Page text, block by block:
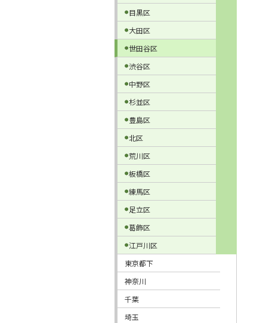
目黒区
大田区
世田谷区
渋谷区
中野区
杉並区
豊島区
北区
荒川区
板橋区
練馬区
足立区
葛飾区
江戸川区
東京都下
神奈川
千葉
埼玉